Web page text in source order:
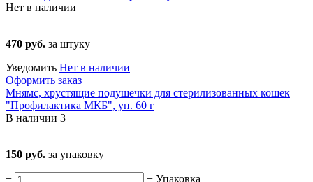
Нет в наличии
470 руб. за штуку
Уведомить Нет в наличии
Оформить заказ
Мнямс, хрустящие подушечки для стерилизованных кошек
"Профилактика МКБ", уп. 60 г
В наличии 3
150 руб. за упаковку
− + Упаковка